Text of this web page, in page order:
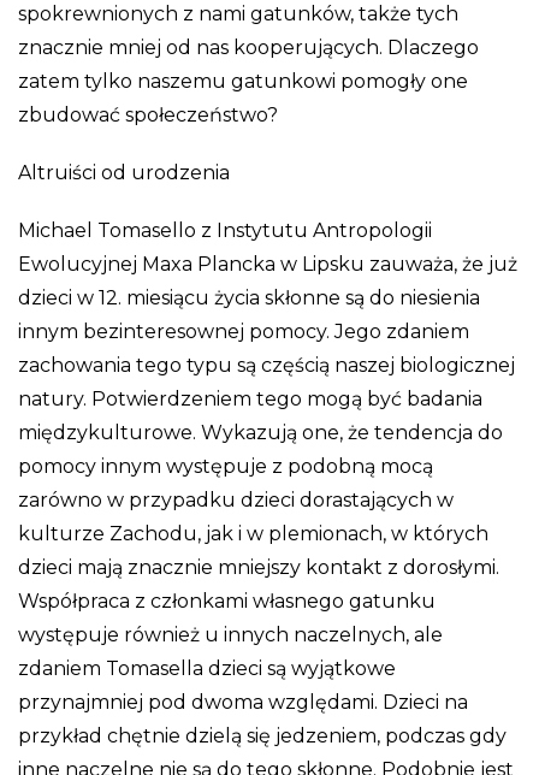
spokrewnionych z nami gatunków, także tych
znacznie mniej od nas kooperujących. Dlaczego
zatem tylko naszemu gatunkowi pomogły one
zbudować społeczeństwo?
Altruiści od urodzenia
Michael Tomasello z Instytutu Antropologii
Ewolucyjnej Maxa Plancka w Lipsku zauważa, że już
dzieci w 12. miesiącu życia skłonne są do niesienia
innym bezinteresownej pomocy. Jego zdaniem
zachowania tego typu są częścią naszej biologicznej
natury. Potwierdzeniem tego mogą być badania
międzykulturowe. Wykazują one, że tendencja do
pomocy innym występuje z podobną mocą
zarówno w przypadku dzieci dorastających w
kulturze Zachodu, jak i w plemionach, w których
dzieci mają znacznie mniejszy kontakt z dorosłymi.
Współpraca z członkami własnego gatunku
występuje również u innych naczelnych, ale
zdaniem Tomasella dzieci są wyjątkowe
przynajmniej pod dwoma względami. Dzieci na
przykład chętnie dzielą się jedzeniem, podczas gdy
inne naczelne nie są do tego skłonne. Podobnie jest